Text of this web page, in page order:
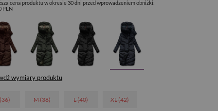
cena produktu w okresie 30 dni przed wprowadzeniem obniżki:
PLN
wymiary produktu
M (38) L (40) XL (42)